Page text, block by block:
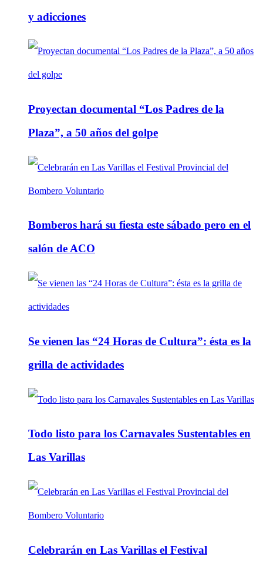
y adicciones
Proyectan documental “Los Padres de la
Plaza”, a 50 años del golpe
Bomberos hará su fiesta este sábado pero en el
salón de ACO
Se vienen las “24 Horas de Cultura”: ésta es la
grilla de actividades
Todo listo para los Carnavales Sustentables en
Las Varillas
Celebrarán en Las Varillas el Festival